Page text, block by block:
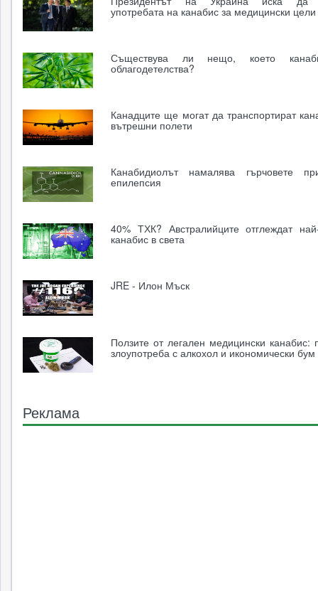
употребата на канабис за медицински цели
Съществува ли нещо, което
облагодетелства?
Канадците ще могат да транспортират
вътрешни полети
Канабидиолът намалява гърчовете
епилепсия
40% ТХК? Австралийците отглеждат
канабис в света
JRE - Илон Мъск
Ползите от легален медицински канабис:
злоупотреба с алкохол и икономически бум
Реклама